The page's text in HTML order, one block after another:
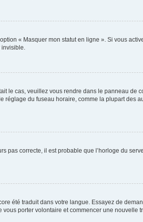
« Masquer mon statut en ligne ». Si vous
le cas, veuillez vous rendre dans le panneau de
du fuseau horaire, comme la plupart des
pas correcte, il est probable que l’horloge du
été traduit dans votre langue. Essayez de
porter volontaire et commencer une nouvelle